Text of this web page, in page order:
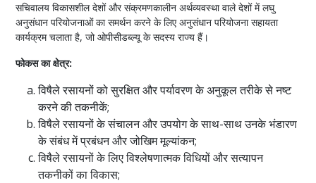
सचिवालय विकासशील देशों और संक्रमणकालीन अर्थव्यवस्था वाले देशों में लघु
अनुसंधान परियोजनाओं का समर्थन करने के लिए अनुसंधान परियोजना सहायता
कार्यक्रम चलाता है, जो ओपीसीडब्ल्यू के सदस्य राज्य हैं।
फोकस का क्षेत्र:
विषैले रसायनों को सुरक्षित और पर्यावरण के अनुकूल तरीके से नष्ट
करने की तकनीकें;
विषैले रसायनों के संचालन और उपयोग के साथ-साथ उनके भंडारण
के संबंध में प्रबंधन और जोखिम मूल्यांकन;
विषैले रसायनों के लिए विश्लेषणात्मक विधियों और सत्यापन
तकनीकों का विकास;